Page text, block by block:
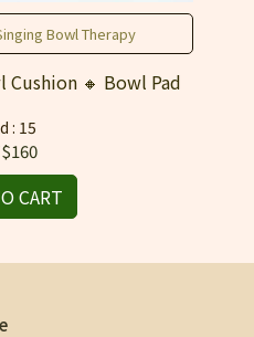
Bowl Therapy
🔸 Bowl Pad
: 15
CART